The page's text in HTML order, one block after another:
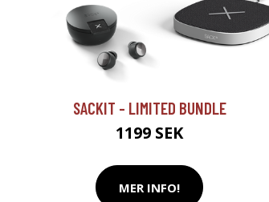
SACKIT - LIMITED BUNDLE
1199 SEK
MER INFO!